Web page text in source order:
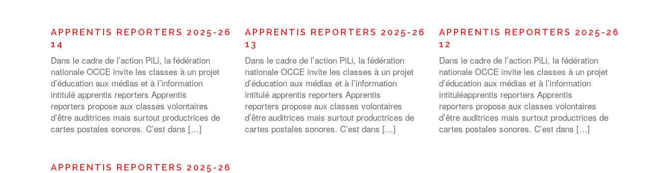
APPRENTIS REPORTERS 2025-26
14
Dans le cadre de l’action PiLi, la fédération
nationale OCCE invite les classes à un projet
d’éducation aux médias et à l’information
intitulé apprentis reporters Apprentis
reporters propose aux classes volontaires
d’être auditrices mais surtout productrices de
cartes postales sonores. C’est dans […]
APPRENTIS REPORTERS 2025-26
13
Dans le cadre de l’action PiLi, la fédération
nationale OCCE invite les classes à un projet
d’éducation aux médias et à l’information
intitulé apprentis reporters Apprentis
reporters propose aux classes volontaires
d’être auditrices mais surtout productrices de
cartes postales sonores. C’est dans […]
APPRENTIS REPORTERS 2025-26
12
Dans le cadre de l’action PiLi, la fédération
nationale OCCE invite les classes à un projet
d’éducation aux médias et à l’information
intituléapprentis reporters Apprentis
reporters propose aux classes volontaires
d’être auditrices mais surtout productrices de
cartes postales sonores. C’est dans […]
APPRENTIS REPORTERS 2025-26